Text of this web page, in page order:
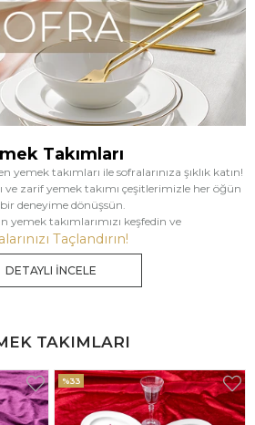
Takımları
takımları ile sofralarınıza şıklık katın!
ve zarif yemek takımı çeşitlerimizle her öğün
deneyime dönüşsün.
yemek takımlarımızı keşfedin ve
Taçlandırın!
DETAYLI İNCELE
TAKIMLARI
%25